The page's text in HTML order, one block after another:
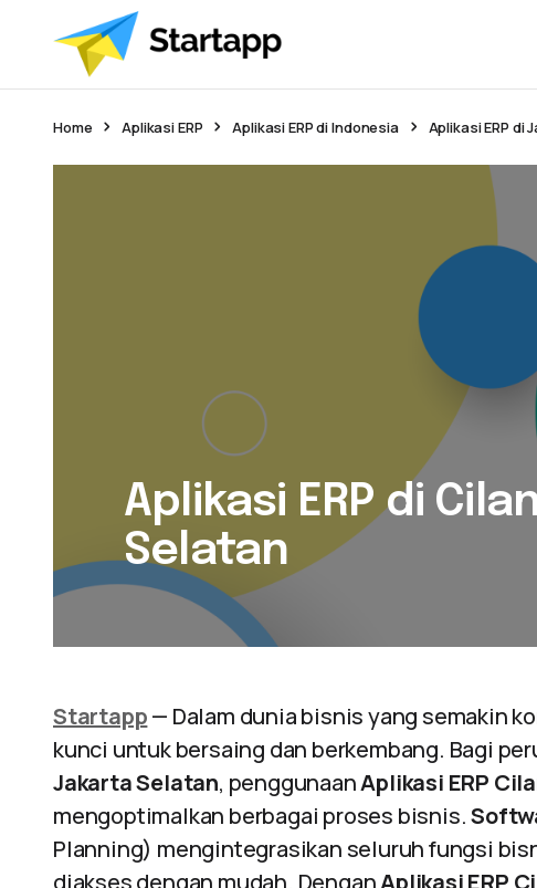
Home Aplikasi ERP Aplikasi ERP di Indonesia Aplikasi ERP di
Aplikasi ERP di
Selatan
Startapp— Dalam dunia bisnis yang semakin
kunci untuk bersaing dan berkembang. Bagi
Jakarta Selatan, penggunaanAplikasi ERP
mengoptimalkan berbagai proses bisnis.
Planning) mengintegrasikan seluruh fungsi
diakses dengan mudah. DenganAplikasi ERP